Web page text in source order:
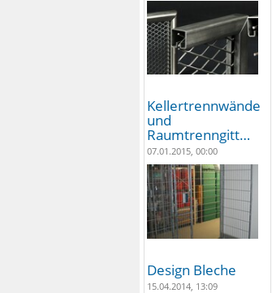
Kellertrennwände
und
Raumtrenngitt…
07.01.2015, 00:00
Design Bleche
15.04.2014, 13:09